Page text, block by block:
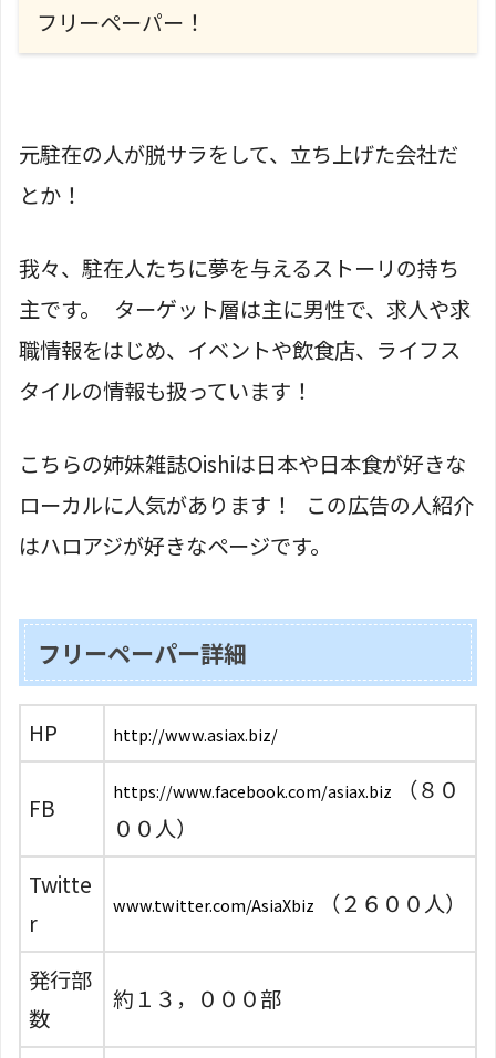
フリーペーパー！
元駐在の人が脱サラをして、立ち上げた会社だ
とか！
我々、駐在人たちに夢を与えるストーリの持ち
主です。 ターゲット層は主に男性で、求人や求
職情報をはじめ、イベントや飲食店、ライフス
タイルの情報も扱っています！
こちらの姉妹雑誌Oishiは日本や日本食が好きな
ローカルに人気があります！ この広告の人紹介
はハロアジが好きなページです。
フリーペーパー詳細
HP http://www.asiax.biz/
FB
https://www.facebook.com/asiax.biz
（８０
００人）
Twitte
r
www.twitter.com/AsiaXbiz （２６００人）
発行部
数
約１３，０００部